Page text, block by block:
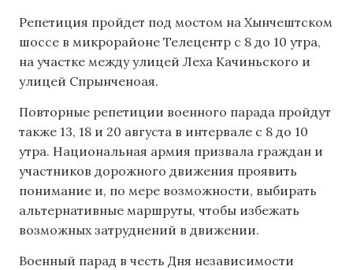
Репетиция пройдет под мостом на Хынчештском
шоссе в микрорайоне Телецентр с 8 до 10 утра,
на участке между улицей Леха Качиньского и
улицей Спрынченоая.
Повторные репетиции военного парада пройдут
также 13, 18 и 20 августа в интервале с 8 до 10
утра. Национальная армия призвала граждан и
участников дорожного движения проявить
понимание и, по мере возможности, выбирать
альтернативные маршруты, чтобы избежать
возможных затруднений в движении.
Военный парад в честь Дня независимости